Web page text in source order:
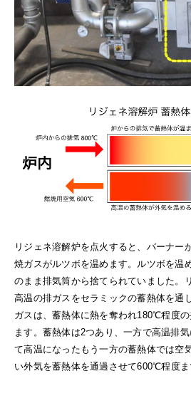
リジェネ溶解炉を点火すると、バーナ
焼ガスがルツボを温めます。ルツボを温
のまま排気筒から捨てられていました。
高温の排ガスをセラミックの蓄熱体を通
ガスは、蓄熱体に熱を奪われ180℃程度
ます。蓄熱体は2つあり、一方で高温排
て高温になったもう一方の蓄熱体では空
い外気を蓄熱体を通過させて600℃程度ま